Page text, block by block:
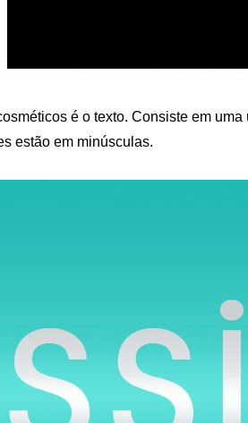
é o texto. Consiste em uma
estão em minúsculas.